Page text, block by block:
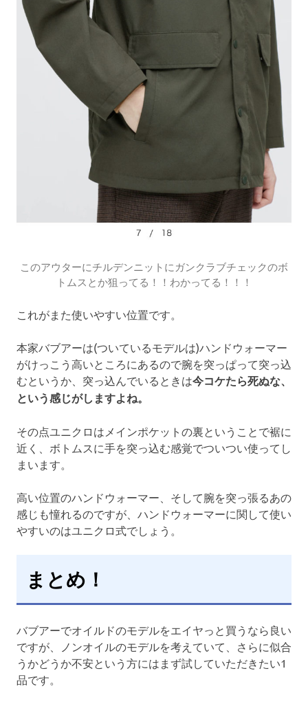
このアウターにチルデンニットにガンクラブチェックのボ
トムスとか狙ってる！！わかってる！！！
これがまた使いやすい位置です。
本家バブアーは(ついているモデルは)ハンドウォーマー
がけっこう高いところにあるので腕を突っぱって突っ込
むというか、突っ込んでいるときは今コケたら死ぬな、
という感じがしますよね。
その点ユニクロはメインポケットの裏ということで裾に
近く、ボトムスに手を突っ込む感覚でついつい使ってし
まいます。
高い位置のハンドウォーマー、そして腕を突っ張るあの
感じも憧れるのですが、ハンドウォーマーに関して使い
やすいのはユニクロ式でしょう。
まとめ！
バブアーでオイルドのモデルをエイヤっと買うなら良い
ですが、ノンオイルのモデルを考えていて、さらに似合
うかどうか不安という方にはまず試していただきたい1
品です。